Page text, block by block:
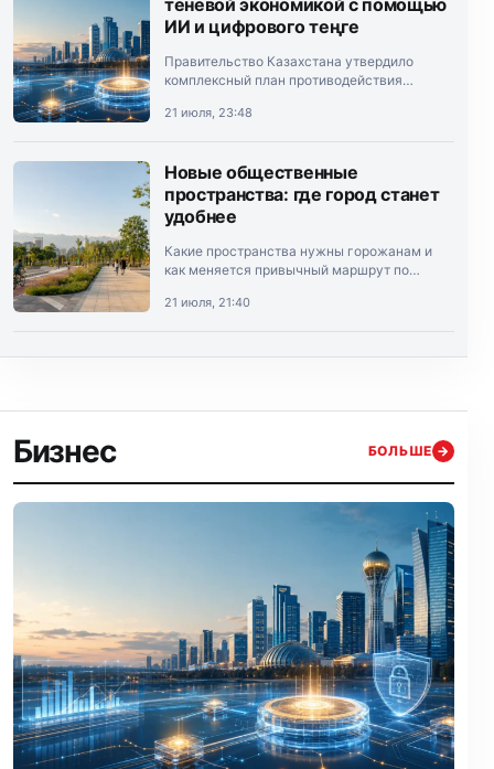
теневой экономикой с помощью
ИИ и цифрового теңге
Правительство Казахстана утвердило
комплексный план противодействия
Документ подписал премьер-министр
21 июля, 23:48
Новые общественные
пространства: где город станет
удобнее
Какие пространства нужны горожанам и
как меняется привычный маршрут по
21 июля, 21:40
Бизнес БОЛЬШЕ →